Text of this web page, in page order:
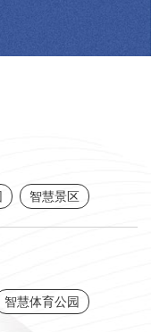
智慧景区
智慧体育公园